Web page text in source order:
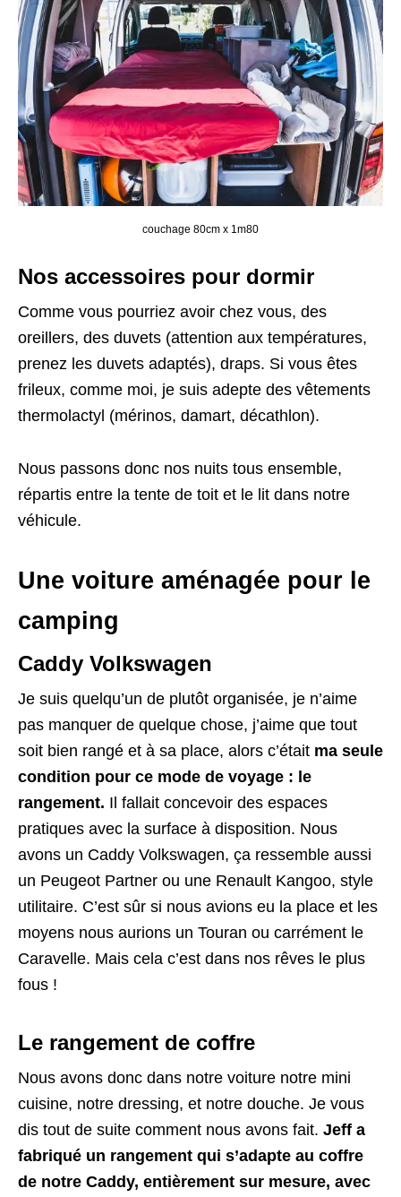
couchage 80cm x 1m80
Nos accessoires pour dormir
Comme vous pourriez avoir chez vous, des
oreillers, des duvets (attention aux températures,
prenez les duvets adaptés), draps. Si vous êtes
frileux, comme moi, je suis adepte des vêtements
thermolactyl (mérinos, damart, décathlon).
Nous passons donc nos nuits tous ensemble,
répartis entre la tente de toit et le lit dans notre
véhicule.
Une voiture aménagée pour le
camping
Caddy Volkswagen
Je suis quelqu’un de plutôt organisée, je n’aime
pas manquer de quelque chose, j’aime que tout
soit bien rangé et à sa place, alors c’était ma seule
condition pour ce mode de voyage : le
rangement. Il fallait concevoir des espaces
pratiques avec la surface à disposition. Nous
avons un Caddy Volkswagen, ça ressemble aussi
un Peugeot Partner ou une Renault Kangoo, style
utilitaire. C’est sûr si nous avions eu la place et les
moyens nous aurions un Touran ou carrément le
Caravelle. Mais cela c’est dans nos rêves le plus
fous !
Le rangement de coffre
Nous avons donc dans notre voiture notre mini
cuisine, notre dressing, et notre douche. Je vous
dis tout de suite comment nous avons fait. Jeff a
fabriqué un rangement qui s’adapte au coffre
de notre Caddy, entièrement sur mesure, avec